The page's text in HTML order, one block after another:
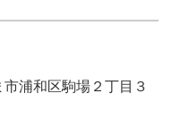
浦和区駒場２丁目３